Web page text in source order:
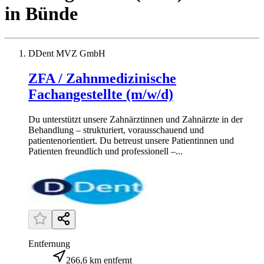
in Bünde
DDent MVZ GmbH
ZFA / Zahnmedizinische
Fachangestellte (m/w/d)
Du unterstützt unsere Zahnärztinnen und Zahnärzte in der
Behandlung – strukturiert, vorausschauend und
patientenorientiert. Du betreust unsere Patientinnen und
Patienten freundlich und professionell –...
Entfernung
266,6 km entfernt